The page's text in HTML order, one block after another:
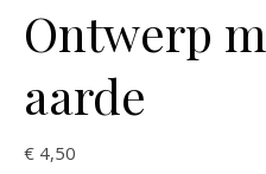
Ontwerp
aarde
€ 4,50